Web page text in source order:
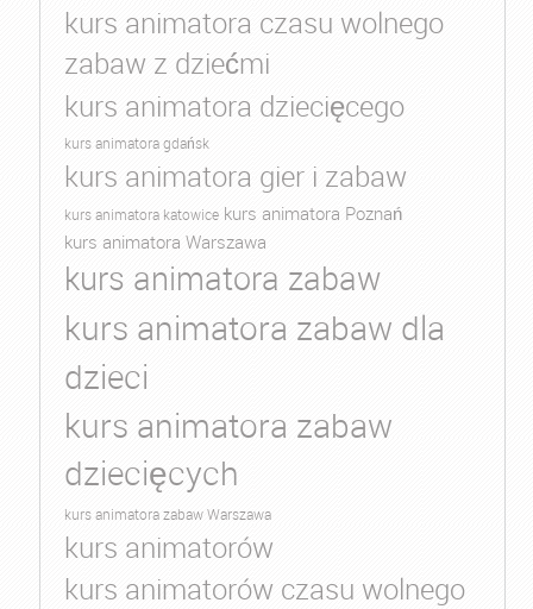
kurs animatora czasu wolnego
zabaw z dziećmi
kurs animatora dziecięcego
kurs animatora gdańsk
kurs animatora gier i zabaw
kurs animatora katowice kurs animatora Poznań
kurs animatora Warszawa
kurs animatora zabaw
kurs animatora zabaw dla
dzieci
kurs animatora zabaw
dziecięcych
kurs animatora zabaw Warszawa
kurs animatorów
kurs animatorów czasu wolnego